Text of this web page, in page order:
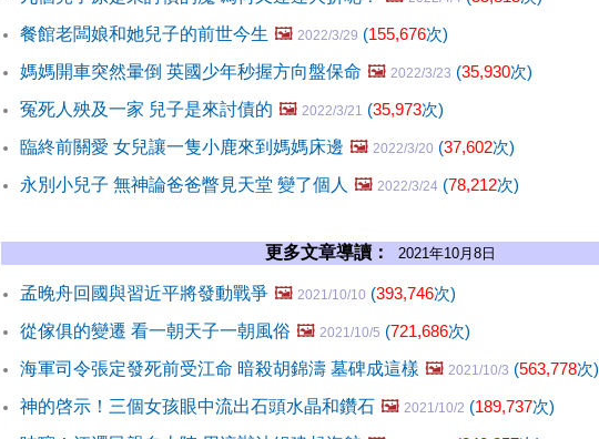
餐館老闆娘和她兒子的前世今生 🖼️ 2022/3/29 (155,676次)
媽媽開車突然暈倒 英國少年秒握方向盤保命 🖼️ 2022/3/23 (35,930次)
冤死人殃及一家 兒子是來討債的 🖼️ 2022/3/21 (35,973次)
臨終前關愛 女兒讓一隻小鹿來到媽媽床邊 🖼️ 2022/3/20 (37,602次)
永別小兒子 無神論爸爸瞥見天堂 變了個人 🖼️ 2022/3/24 (78,212次)
更多文章導讀： 2021年10月8日
孟晚舟回國與習近平將發動戰爭 🖼️ 2021/10/10 (393,746次)
從傢俱的變遷 看一朝天子一朝風俗 🖼️ 2021/10/5 (721,686次)
海軍司令張定發死前受江命 暗殺胡錦濤 墓碑成這樣 🖼️ 2021/10/3 (563,778次)
神的啓示！三個女孩眼中流出石頭水晶和鑽石 🖼️ 2021/10/2 (189,737次)